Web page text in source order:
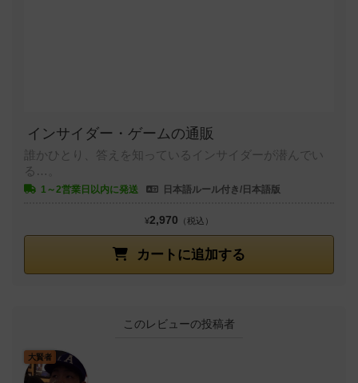
インサイダー・ゲームの通販
誰かひとり、答えを知っているインサイダーが潜んでい
る…。
1～2営業日以内に発送 日本語ルール付き/日本語版
カートに追加する
¥2,970 （税込）
このレビューの投稿者
大賢者